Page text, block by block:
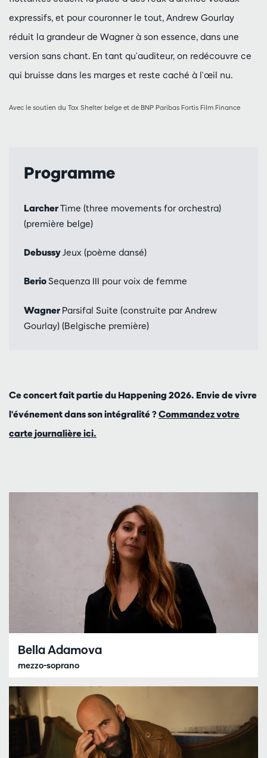
expressifs, et pour couronner le tout, Andrew Gourlay
réduit la grandeur de Wagner à son essence, dans une
version sans chant. En tant qu'auditeur, on redécouvre ce
qui bruisse dans les marges et reste caché à l'œil nu.
Avec le soutien du Tax Shelter belge et de BNP Paribas Fortis Film Finance
Programme
LarcherTime (three movements for orchestra)
(première belge)
DebussyJeux (poème dansé)
BerioSequenza III pour voix de femme
Wagner Parsifal Suite (construite par Andrew
Gourlay) (Belgische première)
Ce concert fait partie du Happening 2026. Envie de vivre
l'événement dans son intégralité ?Commandez votre
carte journalière ici.
Bella Adamova
mezzo-soprano